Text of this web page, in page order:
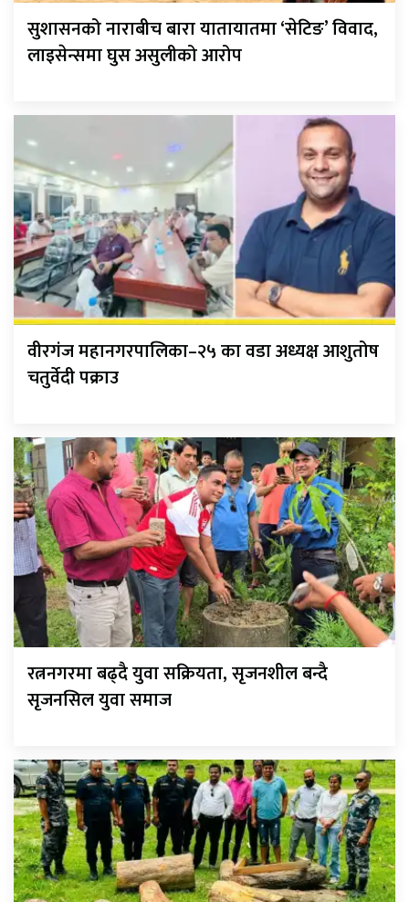
सुशासनको नाराबीच बारा यातायातमा ‘सेटिङ’ विवाद,
लाइसेन्समा घुस असुलीको आरोप
वीरगंज महानगरपालिका–२५ का वडा अध्यक्ष आशुतोष
चतुर्वेदी पक्राउ
रत्ननगरमा बढ्दै युवा सक्रियता, सृजनशील बन्दै
सृजनसिल युवा समाज